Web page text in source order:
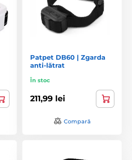
Patpet DB60 | Zgarda
anti-lătrat
În stoc
211,99 lei
Compară